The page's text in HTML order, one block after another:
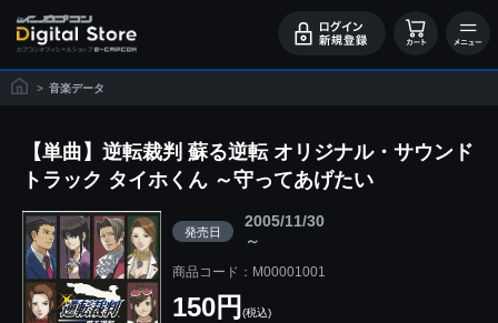
> 音楽データ
【単曲】逆転裁判 蘇る逆転 オリジナル・サウンド
トラック タイホくん ～守ってあげたい
発売日
2005/11/30
～
商品コード：M00001001
150円 (税込)